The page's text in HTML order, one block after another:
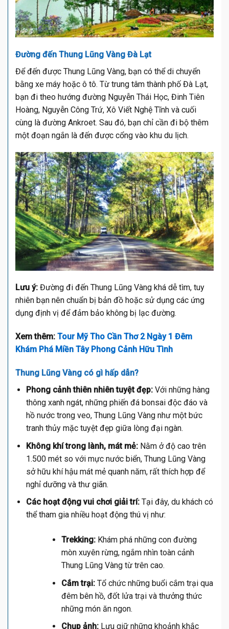
Đường đến Thung Lũng Vàng Đà Lạt
Để đến được Thung Lũng Vàng, bạn có thể di chuyển
bằng xe máy hoặc ô tô. Từ trung tâm thành phố Đà Lạt,
bạn đi theo hướng đường Nguyễn Thái Học, Đinh Tiên
Hoàng, Nguyễn Công Trứ, Xô Viết Nghệ Tĩnh và cuối
cùng là đường Ankroet. Sau đó, bạn chỉ cần đi bộ thêm
một đoạn ngắn là đến được cổng vào khu du lịch.
Lưu ý: Đường đi đến Thung Lũng Vàng khá dễ tìm, tuy
nhiên bạn nên chuẩn bị bản đồ hoặc sử dụng các ứng
dụng định vị để đảm bảo không bị lạc đường.
Xem thêm: Tour Mỹ Tho Cần Thơ 2 Ngày 1 Đêm
Khám Phá Miền Tây Phong Cảnh Hữu Tình
Thung Lũng Vàng có gì hấp dẫn?
Phong cảnh thiên nhiên tuyệt đẹp:Với những hàng
thông xanh ngát, những phiến đá bonsai độc đáo và
hồ nước trong veo, Thung Lũng Vàng như một bức
tranh thủy mặc tuyệt đẹp giữa lòng đại ngàn.
Không khí trong lành, mát mẻ:Nằm ở độ cao trên
1.500 mét so với mực nước biển, Thung Lũng Vàng
sở hữu khí hậu mát mẻ quanh năm, rất thích hợp để
nghỉ dưỡng và thư giãn.
Các hoạt động vui chơi giải trí:Tại đây, du khách có
thể tham gia nhiều hoạt động thú vị như:
Trekking:Khám phá những con đường
mòn xuyên rừng, ngắm nhìn toàn cảnh
Thung Lũng Vàng từ trên cao.
Cắm trại:Tổ chức những buổi cắm trại qua
đêm bên hồ, đốt lửa trại và thưởng thức
những món ăn ngon.
Chụp ảnh:Lưu giữ những khoảnh khắc